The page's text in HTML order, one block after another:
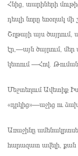
Հնից, տարիների
դեպի նորը եռօղակ մի
Շղթայի այս ծայրում,
էր,—այն ծայրում, մեր
կետում —Հով.
Մեջտեղում Ավետիք
«դրկից»—աջից ու
Առաջինը
հարազատ ավելի, քան